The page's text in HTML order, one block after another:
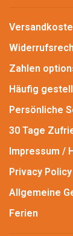
Zahlen
Häufig
Persönliche
30 Tage
Impressum /
Privacy Policy
Allgemeine
Ferien